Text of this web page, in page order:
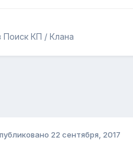
Поиск КП / Клана
22 сентября, 2017